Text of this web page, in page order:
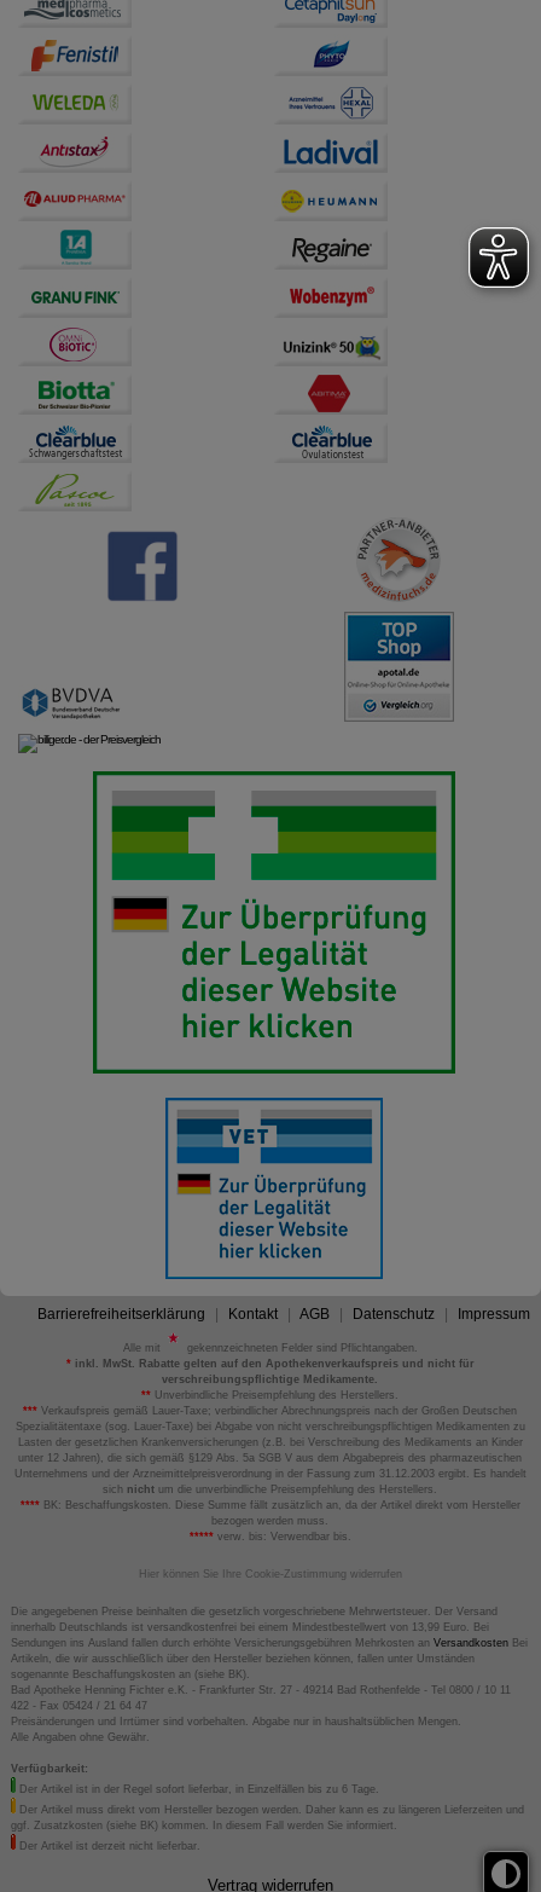
Barrierefreiheitserklärung Kontakt AGB Datenschutz Impressum
Alle mit
gekennzeichneten Felder sind Pflichtangaben.
*inkl. MwSt. Rabatte gelten auf den Apothekenverkaufspreis und nicht für
verschreibungspflichtige Medikamente.
** Unverbindliche Preisempfehlung des Herstellers.
*** Verkaufspreis gemäß Lauer-Taxe; verbindlicher Abrechnungspreis nach der Großen Deutschen
Spezialitätentaxe (sog. Lauer-Taxe) bei Abgabe von nicht verschreibungspflichtigen Medikamenten zu
Lasten der gesetzlichen Krankenversicherungen (z.B. bei Verschreibung des Medikaments an Kinder
unter 12 Jahren), die sich gemäß §129 Abs. 5a SGB V aus dem Abgabepreis des pharmazeutischen
Unternehmens und der Arzneimittelpreisverordnung in der Fassung zum 31.12.2003 ergibt. Es handelt
sich nicht um die unverbindliche Preisempfehlung des Herstellers.
****BK: Beschaffungskosten. Diese Summe fällt zusätzlich an, da der Artikel direkt vom Hersteller
bezogen werden muss.
*****verw. bis: Verwendbar bis.
Hier können Sie Ihre Cookie-Zustimmung widerrufen
Die angegebenen Preise beinhalten die gesetzlich vorgeschriebene Mehrwertsteuer. Der Versand
innerhalb Deutschlands ist versandkostenfrei bei einem Mindestbestellwert von 13,99 Euro. Bei
Sendungen ins Ausland fallen durch erhöhte Versicherungsgebühren Mehrkosten an VersandkostenBei
Artikeln, die wir ausschließlich über den Hersteller beziehen können, fallen unter Umständen
sogenannte Beschaffungskosten an (siehe BK).
Bad Apotheke Henning Fichter e.K. - Frankfurter Str. 27 - 49214 Bad Rothenfelde - Tel 0800 / 10 11
422 - Fax 05424 / 21 64 47
Preisänderungen und Irrtümer sind vorbehalten. Abgabe nur in haushaltsüblichen Mengen.
Alle Angaben ohne Gewähr.
Verfügbarkeit:
Der Artikel ist in der Regel sofort lieferbar, in Einzelfällen bis zu 6 Tage.
Der Artikel muss direkt vom Hersteller bezogen werden. Daher kann es zu längeren Lieferzeiten und
ggf. Zusatzkosten (siehe BK) kommen. In diesem Fall werden Sie informiert.
Der Artikel ist derzeit nicht lieferbar.
Vertrag widerrufen